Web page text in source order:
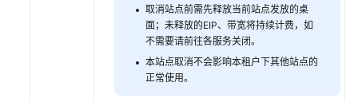
取消站点前需先释放当前站点发放的桌
面；未释放的EIP、带宽将持续计费，如
不需要请前往各服务关闭。
本站点取消不会影响本租户下其他站点的
正常使用。